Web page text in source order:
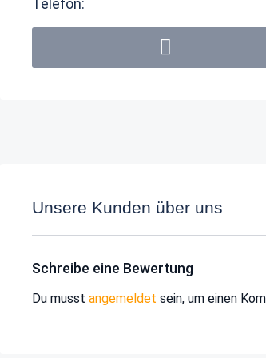
Telefon:
Unsere Kunden über uns
Schreibe eine Bewertung
Du musst angemeldet sein, um einen